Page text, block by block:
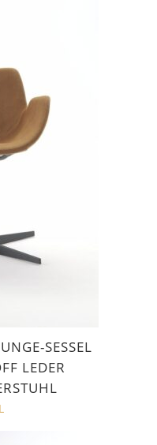
SESSEL
LEDER